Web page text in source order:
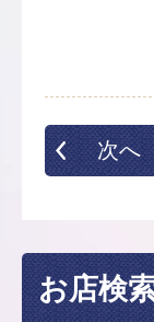
次へ
お店検